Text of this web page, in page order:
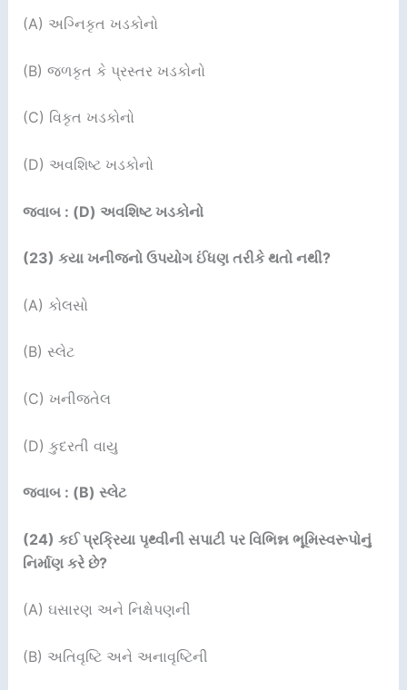
(A) અગ્નિકૃત ખડકોનો
(B) જળકૃત કે પ્રસ્તર ખડકોનો
(C) વિકૃત ખડકોનો
(D) અવશિષ્ટ ખડકોનો
જવાબ : (D) અવશિષ્ટ ખડકોનો
(23) કયા ખનીજનો ઉપયોગ ઈંધણ તરીકે થતો નથી?
(A) કોલસો
(B) સ્લેટ
(C) ખનીજતેલ
(D) કુદરતી વાયુ
જવાબ : (B) સ્લેટ
(24) કઈ પ્રક્રિયા પૃથ્વીની સપાટી પર વિભિન્ન ભૂમિસ્વરૂપોનું
નિર્માણ કરે છે?
(A) ઘસારણ અને નિક્ષેપણની
(B) અતિવૃષ્ટિ અને અનાવૃષ્ટિની